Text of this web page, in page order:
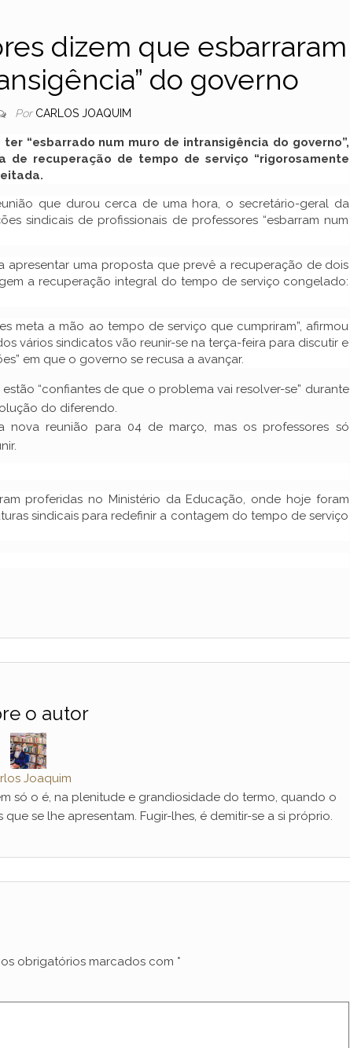
dizem que esbarraram
do governo
Por CARLOS JOAQUIM
“esbarrado num muro de intransigência do governo”,
de recuperação de tempo de serviço “rigorosamente
que durou cerca de uma hora, o secretário-geral da
sindicais de profissionais de professores “esbarram num
uma proposta que prevê a recuperação de dois
a recuperação integral do tempo de serviço congelado:
meta a mão ao tempo de serviço que cumpriram”, afirmou
vários sindicatos vão reunir-se na terça-feira para discutir e
em que o governo se recusa a avançar.
“confiantes de que o problema vai resolver-se” durante
do diferendo.
nova reunião para 04 de março, mas os professores só
proferidas no Ministério da Educação, onde hoje foram
sindicais para redefinir a contagem do tempo de serviço
o autor
Joaquim
só o é, na plenitude e grandiosidade do termo, quando o
se lhe apresentam. Fugir-lhes, é demitir-se a si próprio.
obrigatórios marcados com *